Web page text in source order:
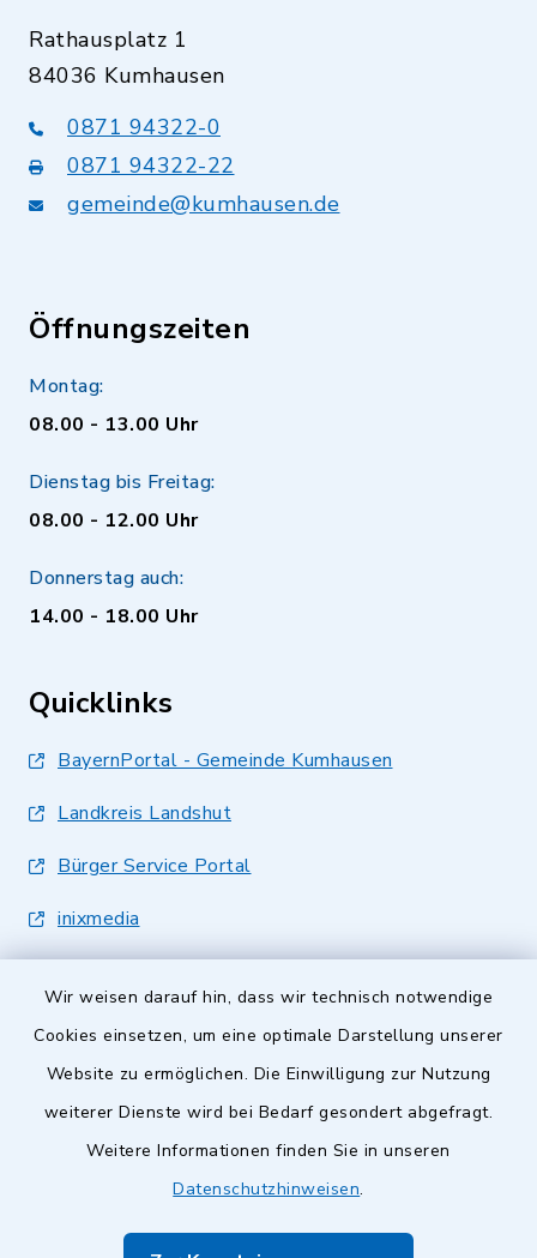
Wir weisen darauf hin, dass wir technisch notwendige
Cookies einsetzen, um eine optimale Darstellung unserer
Website zu ermöglichen. Die Einwilligung zur Nutzung
weiterer Dienste wird bei Bedarf gesondert abgefragt.
Weitere Informationen finden Sie in unseren
Datenschutzhinweisen.
Rathausplatz 1
84036 Kumhausen
0871 94322-0
0871 94322-22
gemeinde@kumhausen.de
Öffnungszeiten
Montag:
08.00 - 13.00 Uhr
Dienstag bis Freitag:
08.00 - 12.00 Uhr
Donnerstag auch:
14.00 - 18.00 Uhr
Quicklinks
BayernPortal - Gemeinde Kumhausen
Landkreis Landshut
Bürger Service Portal
inixmedia
Barrierefreiheit